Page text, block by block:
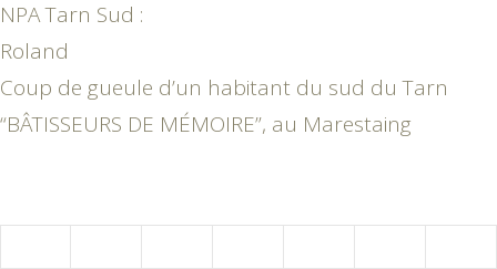
NPA Tarn Sud :
Roland
Coup de gueule d’un habitant du sud du Tarn
“BÂTISSEURS DE MÉMOIRE”, au Marestaing